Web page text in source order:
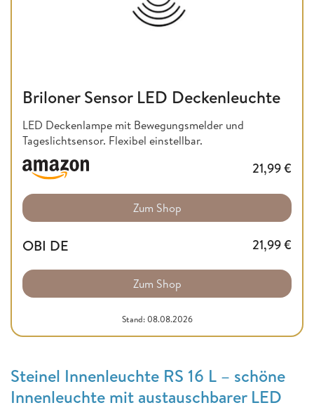
Briloner Sensor LED Deckenleuchte
LED Deckenlampe mit Bewegungsmelder und
Tageslichtsensor. Flexibel einstellbar.
21,99€
Zum Shop
OBI DE 21,99€
Zum Shop
Stand: 08.08.2026
Steinel Innenleuchte RS 16 L – schöne
Innenleuchte mit austauschbarer LED